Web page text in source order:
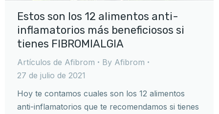
Estos son los 12 alimentos anti-
inflamatorios más beneficiosos si
tienes FIBROMIALGIA
Artículos de Afibrom By Afibrom
27 de julio de 2021
Hoy te contamos cuales son los 12 alimentos
anti-inflamatorios que te recomendamos si tienes